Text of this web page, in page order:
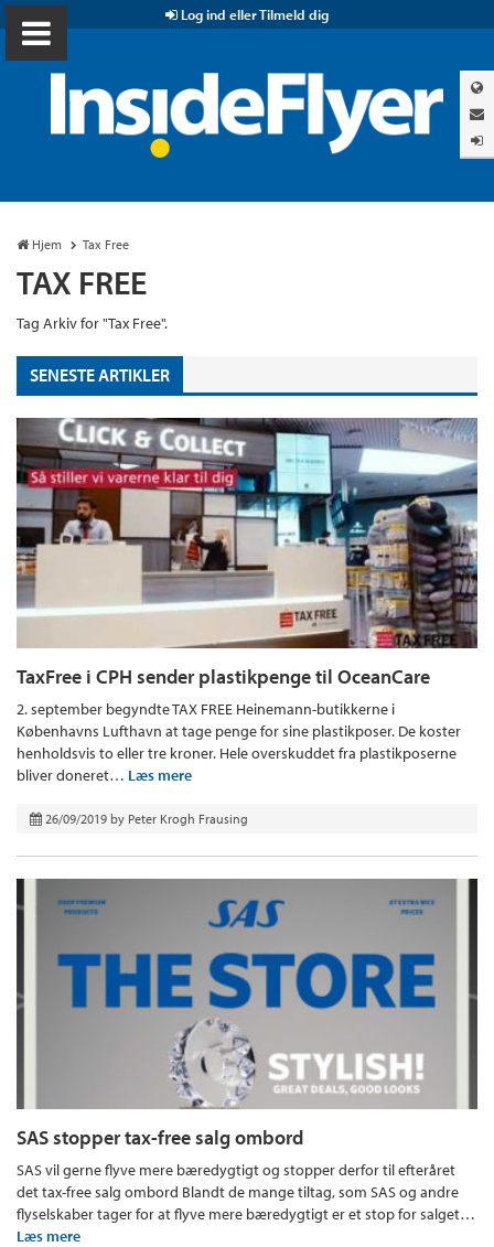
Log ind eller Tilmeld dig
Hjem Tax Free
TAX FREE
Tag Arkiv for "Tax Free".
SENESTE ARTIKLER
TaxFree i CPH sender plastikpenge til OceanCare
2. september begyndte TAX FREE Heinemann-butikkerne i
Københavns Lufthavn at tage penge for sine plastikposer. De koster
henholdsvis to eller tre kroner. Hele overskuddet fra plastikposerne
bliver doneret… Læs mere
26/09/2019 by Peter Krogh Frausing
SAS stopper tax-free salg ombord
SAS vil gerne flyve mere bæredygtigt og stopper derfor til efteråret
det tax-free salg ombord Blandt de mange tiltag, som SAS og andre
flyselskaber tager for at flyve mere bæredygtigt er et stop for salget…
Læs mere